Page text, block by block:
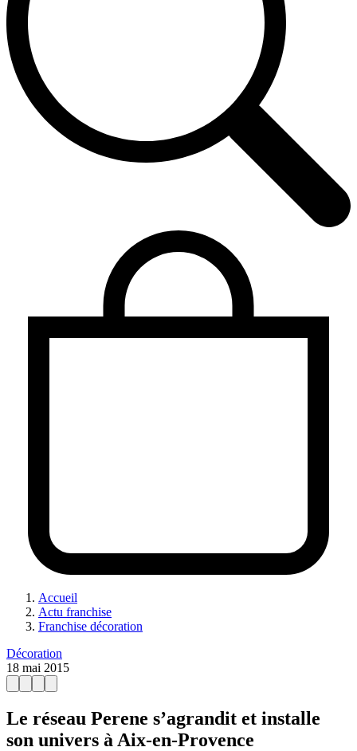
Accueil
Actu franchise
Franchise décoration
Décoration
18 mai 2015
Le réseau Perene s’agrandit et installe
son univers à Aix-en-Provence